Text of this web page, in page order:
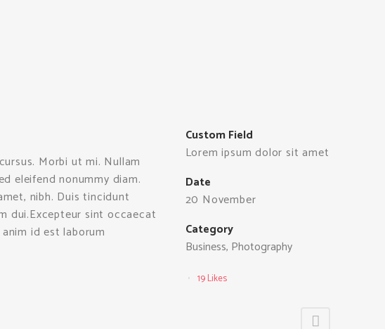
Morbi ut mi. Nullam
eleifend nonummy diam.
nibh. Duis tincidunt
dui.Excepteur sint occaecat
id est laborum
Custom Field
Lorem ipsum dolor sit amet
Date
20 November
Category
Business, Photography
19Likes